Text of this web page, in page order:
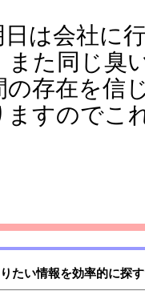
は会社に
また同じ臭
の存在を信
ますのでこ
たい情報を効率的に探